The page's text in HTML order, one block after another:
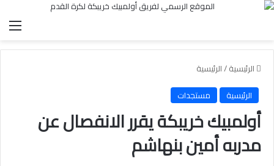
الرئيسية/الرئيسية
الرئيسية
مستجدات
أولمبيك خريبكة يقرر الانفصال عن
مدربه أمين بنهاشم